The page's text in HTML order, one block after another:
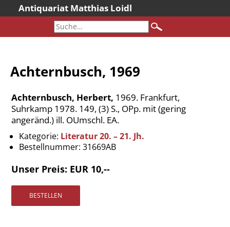
Antiquariat Matthias Loidl
Aktuelles
Neueingänge
Sonderangebote
Katalogarchiv
Newsletter
Kontakt
Warenkorb
Versandkosten
Achternbusch, 1969
Achternbusch, Herbert, 1969. Frankfurt,
Suhrkamp 1978. 149, (3) S., OPp. mit (gering
angeränd.) ill. OUmschl. EA.
Kategorie: Literatur 20. – 21. Jh.
Bestellnummer: 31669AB
Unser Preis: EUR 10,--